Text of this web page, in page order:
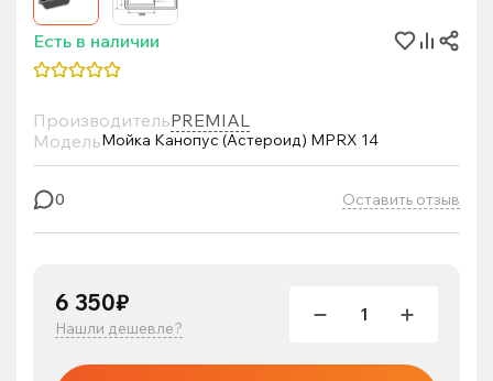
Есть в наличии
ПроизводительPREMIAL
МодельМойка Канопус (Астероид) MPRX 14
0 Оставить отзыв
6 350₽
Нашли дешевле?